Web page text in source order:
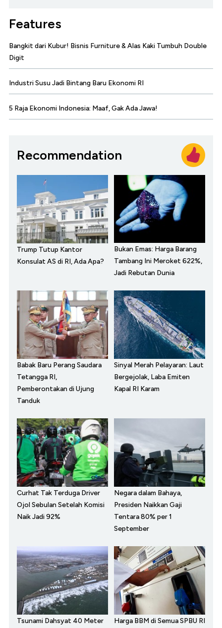
Features
Bangkit dari Kubur! Bisnis Furniture & Alas Kaki Tumbuh Double
Digit
Industri Susu Jadi Bintang Baru Ekonomi RI
5 Raja Ekonomi Indonesia: Maaf, Gak Ada Jawa!
Recommendation
Trump Tutup Kantor
Konsulat AS di RI, Ada Apa?
Bukan Emas: Harga Barang
Tambang Ini Meroket 622%,
Jadi Rebutan Dunia
Babak Baru Perang Saudara
Tetangga RI,
Pemberontakan di Ujung
Tanduk
Sinyal Merah Pelayaran: Laut
Bergejolak, Laba Emiten
Kapal RI Karam
Curhat Tak Terduga Driver
Ojol Sebulan Setelah Komisi
Naik Jadi 92%
Negara dalam Bahaya,
Presiden Naikkan Gaji
Tentara 80% per 1
September
Tsunami Dahsyat 40 Meter
Harga BBM di Semua SPBU RI